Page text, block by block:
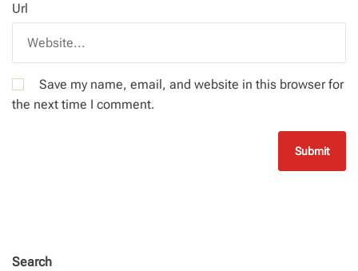
Url
Save my name, email, and website in this browser for
the next time I comment.
Search